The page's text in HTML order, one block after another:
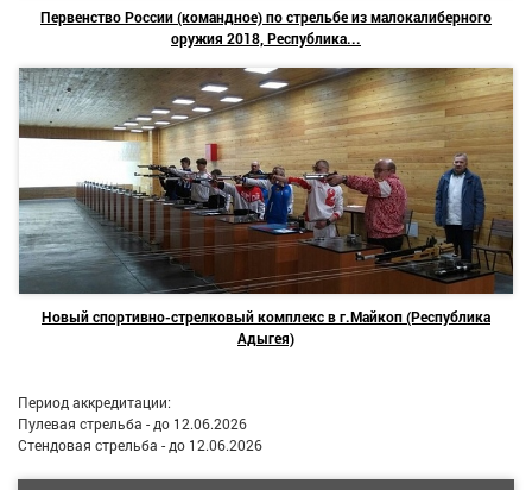
Первенство России (командное) по стрельбе из малокалиберного
оружия 2018, Республика...
Новый спортивно-стрелковый комплекс в г.Майкоп (Республика
Адыгея)
Период аккредитации:
Пулевая стрельба - до 12.06.2026
Стендовая стрельба - до 12.06.2026